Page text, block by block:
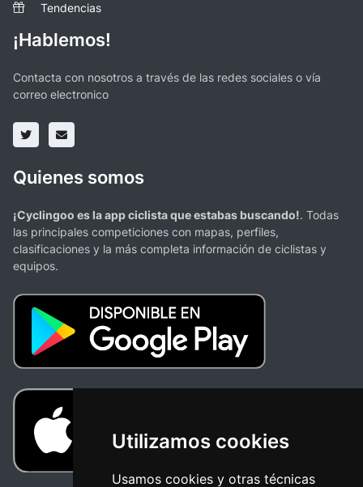
Utilizamos cookies
Usamos cookies y otras técnicas
Tendencias
¡Hablemos!
Contacta con nosotros a través de las redes sociales o vía
correo electronico
Quienes somos
¡Cyclingoo es la app ciclista que estabas buscando!. Todas
las principales competiciones con mapas, perfiles,
clasificaciones y la más completa información de ciclistas y
equipos.